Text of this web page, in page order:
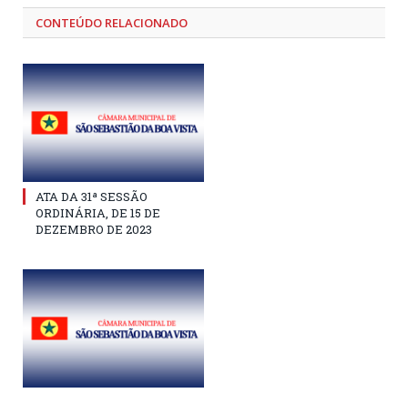
CONTEÚDO RELACIONADO
ATA DA 31ª SESSÃO
ORDINÁRIA, DE 15 DE
DEZEMBRO DE 2023